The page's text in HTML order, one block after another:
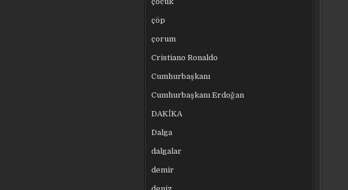
çöp
çorum
Cristiano Ronaldo
Cumhurbaşkanı
Cumhurbaşkanı Erdoğan
DAKİKA
Dalga
dalgalar
demir